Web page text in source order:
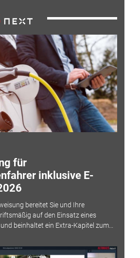
für
inklusive E-
bereitet Sie und Ihre
auf den Einsatz eines
beinhaltet ein Extra-Kapitel zum...